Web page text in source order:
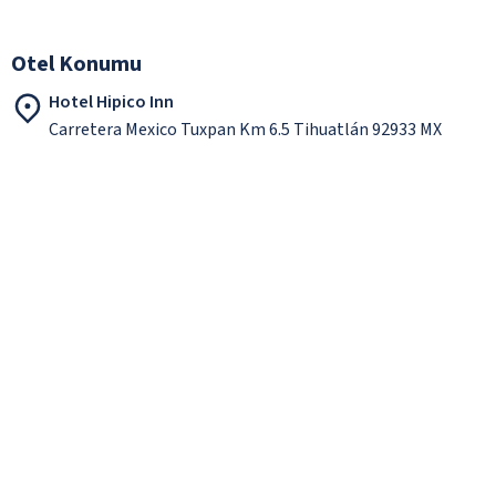
Otel Konumu
Hotel Hipico Inn
Carretera Mexico Tuxpan Km 6.5 Tihuatlán 92933 MX